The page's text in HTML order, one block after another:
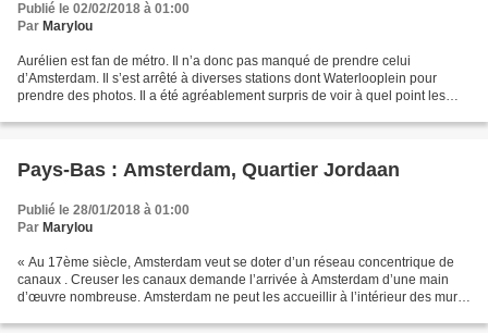
Publié le 02/02/2018 à 01:00
Par Marylou
Aurélien est fan de métro. Il n’a donc pas manqué de prendre celui
d’Amsterdam. Il s’est arrêté à diverses stations dont Waterlooplein pour
prendre des photos. Il a été agréablement surpris de voir à quel point les
Pays-Bas : Amsterdam, Quartier Jordaan
Publié le 28/01/2018 à 01:00
Par Marylou
« Au 17ème siècle, Amsterdam veut se doter d’un réseau concentrique de
canaux . Creuser les canaux demande l’arrivée à Amsterdam d’une main
d’œuvre nombreuse. Amsterdam ne peut les accueillir à l’intérieur des murs